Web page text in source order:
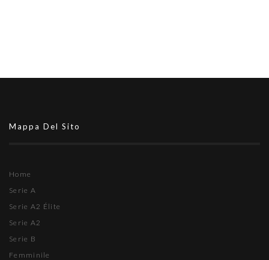
Mappa Del Sito
Home
Serie A
Serie A2 Élite
Serie A2
Serie B
Femminile